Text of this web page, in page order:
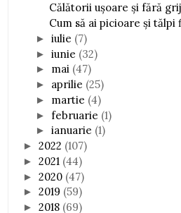
Călătorii ușoare și fără
Cum să ai picioare și tălpi
►iulie (7)
►iunie (32)
► mai (47)
► aprilie (25)
► martie (4)
►februarie (1)
►ianuarie (1)
►2022 (107)
►2021 (44)
►2020 (47)
►2019 (59)
►2018 (69)